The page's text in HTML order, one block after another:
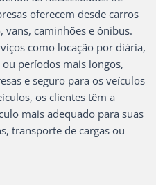
oferecem desde carros
vans, caminhões e ônibus.
como locação por diária,
períodos mais longos,
e seguro para os veículos
os clientes têm a
mais adequado para suas
transporte de cargas ou